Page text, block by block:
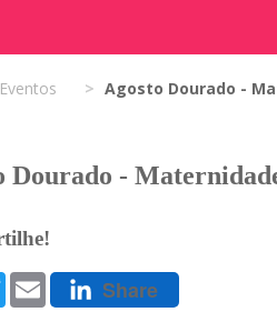
Eventos Agosto Dourado -